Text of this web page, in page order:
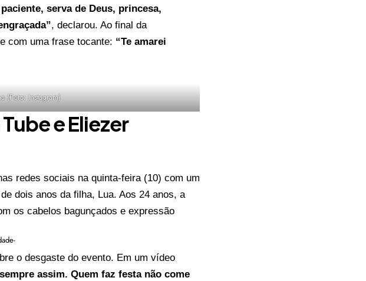
serva de Deus, princesa,
, declarou. Ao final da
com uma frase tocante: “Te amarei
(Foto: Instagram)
e Eliezer
redes sociais na quinta-feira (10) com um
dois anos da filha, Lua. Aos 24 anos, a
os cabelos bagunçados e expressão
o desgaste do evento. Em um vídeo
assim. Quem faz festa não come